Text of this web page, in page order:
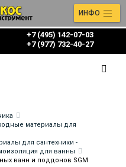
+7 (495) 142-07-03
‎‎+7 (977) 732-40-27
ИНФО
материалы для
для сантехники -
для ванны
ванн и поддонов SGM